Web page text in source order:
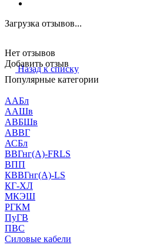
Загрузка отзывов...
Нет отзывов
Добавить отзыв
Назад к списку
Популярные категории
ААБл
ААШв
АВБШв
АВВГ
АСБл
ВВГнг(А)-FRLS
ВПП
КВВГнг(А)-LS
КГ-ХЛ
МКЭШ
РГКМ
ПуГВ
ПВС
Силовые кабели